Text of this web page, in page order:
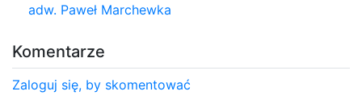
adw. Paweł Marchewka
Komentarze
Zaloguj się, by skomentować